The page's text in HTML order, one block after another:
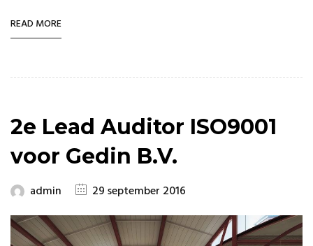
READ MORE
2e Lead Auditor ISO9001
voor Gedin B.V.
admin 29 september 2016